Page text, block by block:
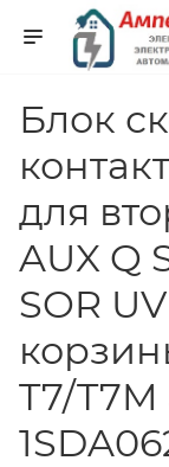
Блок
для
AUX Q
SOR
T7/T7M